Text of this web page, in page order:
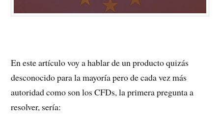
En este artículo voy a hablar de un producto quizás
desconocido para la mayoría pero de cada vez más
autoridad como son los CFDs, la primera pregunta a
resolver, sería: